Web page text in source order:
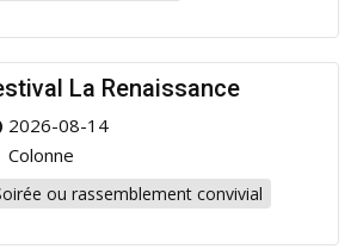
La Renaissance
2026-08-14
Colonne
ou rassemblement convivial